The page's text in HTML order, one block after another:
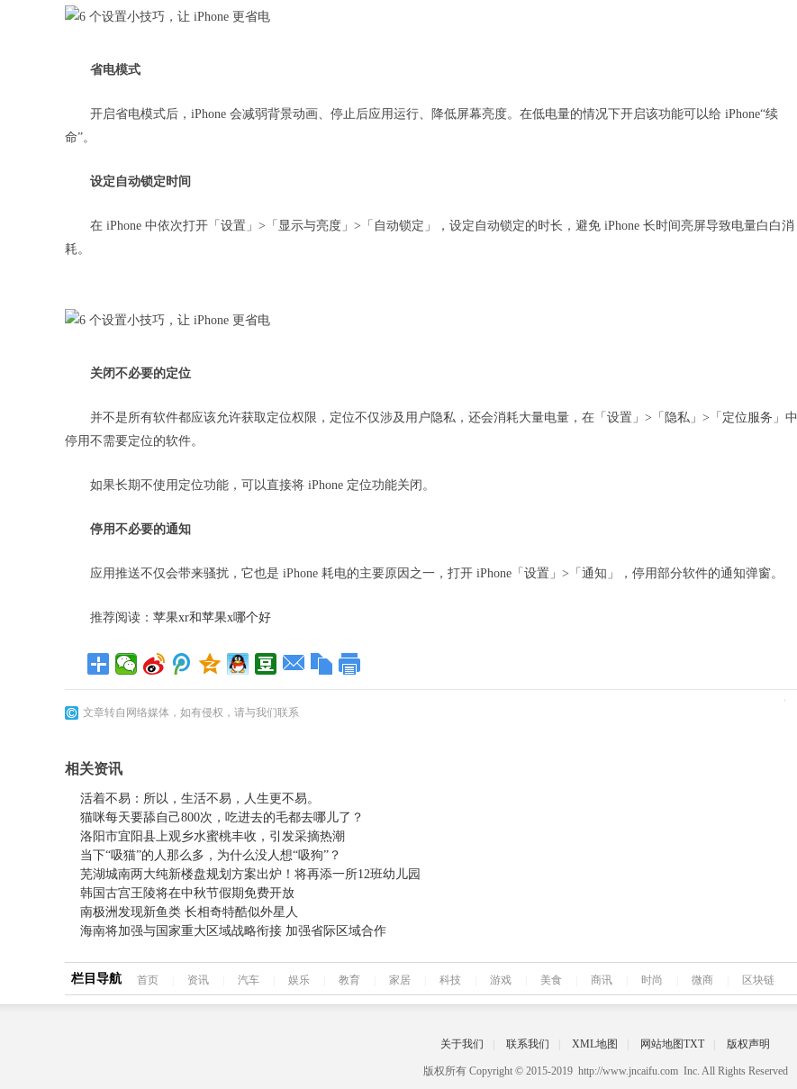
省电模式
开启省电模式后，iPhone 会减弱背景动画、停止后应用运行、降低屏幕亮度。在低电量的情况下开启该功能可以给 iPhone“续
命”。
设定自动锁定时间
在 iPhone 中依次打开「设置」>「显示与亮度」>「自动锁定」，设定自动锁定的时长，避免 iPhone 长时间亮屏导致电量白白消
耗。
关闭不必要的定位
并不是所有软件都应该允许获取定位权限，定位不仅涉及用户隐私，还会消耗大量电量，在「设置」>「隐私」>「定位服务」中
停用不需要定位的软件。
如果长期不使用定位功能，可以直接将 iPhone 定位功能关闭。
停用不必要的通知
应用推送不仅会带来骚扰，它也是 iPhone 耗电的主要原因之一，打开 iPhone「设置」>「通知」，停用部分软件的通知弹窗。
推荐阅读： 苹果xr和苹果x哪个好
文章转自网络媒体，如有侵权，请与我们联系
相关资讯
活着不易：所以，生活不易，人生更不易。
猫咪每天要舔自己800次，吃进去的毛都去哪儿了？
洛阳市宜阳县上观乡水蜜桃丰收，引发采摘热潮
当下“吸猫”的人那么多，为什么没人想“吸狗”？
芜湖城南两大纯新楼盘规划方案出炉！将再添一所12班幼儿园
韩国古宫王陵将在中秋节假期免费开放
南极洲发现新鱼类 长相奇特酷似外星人
海南将加强与国家重大区域战略衔接 加强省际区域合作
栏目导航 首页 资讯 汽车 娱乐 教育 家居 科技 游戏 美食 商讯 时尚 微商 区块链
关于我们 联系我们 XML地图 网站地图TXT 版权声明
版权所有 Copyright © 2015-2019 http://www.jncaifu.com Inc. All Rights Reserved